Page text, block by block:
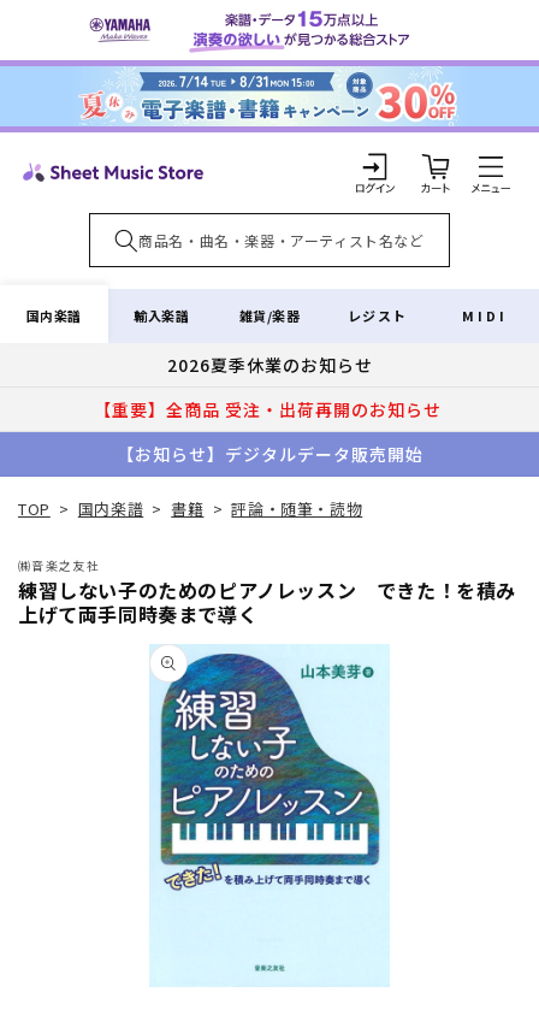
ンツに
ロ
グ
イ
カ
ー
ト
国内楽譜 輸入楽譜 雑貨/楽器 レジスト MIDI
2026夏季休業のお知らせ
【重要】全商品 受注・出荷再開のお知らせ
【お知らせ】デジタルデータ販売開始
TOP > 国内楽譜 > 書籍 > 評論・随筆・読物
㈱音楽之友社
練習しない子のためのピアノレッスン できた！を積み
上げて両手同時奏まで導く
商品情
報にス
キップ